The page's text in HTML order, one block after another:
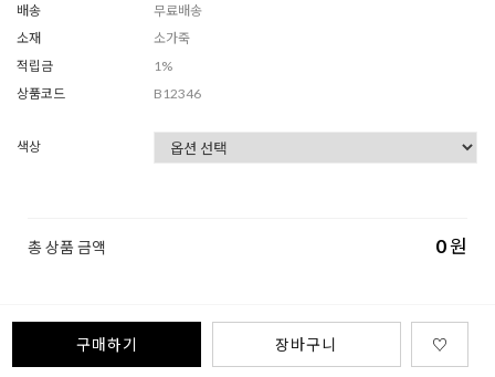
배송
무료배송
소재
소가죽
적립금
1%
상품코드
B12346
색상
총 상품 금액 0원
구매하기 장바구니 ♡